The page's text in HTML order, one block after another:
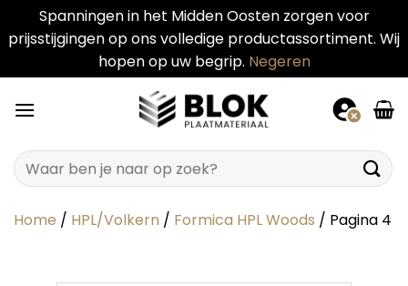
Spanningen in het Midden Oosten zorgen voor
prijsstijgingen op ons volledige productassortiment. Wij
hopen op uw begrip. Negeren
naar
Zoeken
naar:
Home / HPL/Volkern / Formica HPL Woods / Pagina 4